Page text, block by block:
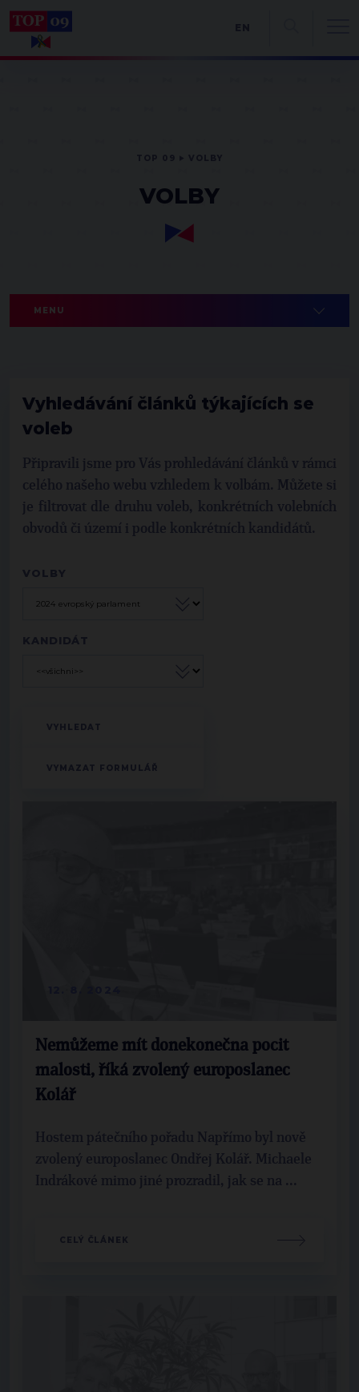
VOLBY
MENU
Vyhledávání článků týkajících se
voleb
Připravili jsme pro Vás prohledávání článků v rámci
celého našeho webu vzhledem k volbám. Můžete si
je filtrovat dle druhu voleb, konkrétních volebních
obvodů či území i podle konkrétních kandidátů.
VOLBY
KANDIDÁT
Nemůžeme mít donekonečna pocit
malosti, říká zvolený europoslanec
Kolář
Hostem pátečního pořadu Napřímo byl nově
zvolený europoslanec Ondřej Kolář. Michaele
Indrákové mimo jiné prozradil, jak se na ...
CELÝ ČLÁNEK